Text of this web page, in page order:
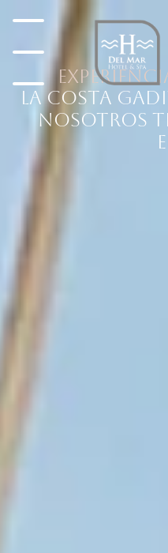
LA COSTA
NOSOTROS